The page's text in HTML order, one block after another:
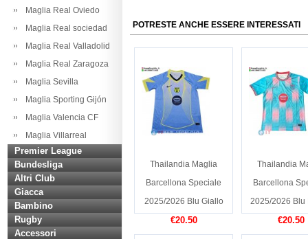
Maglia Real Oviedo
Maglia Real sociedad
Maglia Real Valladolid
Maglia Real Zaragoza
Maglia Sevilla
Maglia Sporting Gijón
Maglia Valencia CF
Maglia Villarreal
Premier League
Bundesliga
Altri Club
Giacca
Bambino
Rugby
Accessori
POTRESTE ANCHE ESSERE INTERESSATI
Thailandia Maglia
Barcellona Speciale
2025/2026 Blu Giallo
€20.50
Thailandia
Barcellona
2025/2026 Blu
€20.50